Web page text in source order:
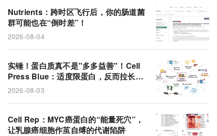
Nutrients：跨时区飞行后，你的肠道菌
群可能也在“倒时差”！
2026-08-04
实锤！蛋白质真不是"多多益善"！Cell
Press Blue：适度限蛋白，反而拉长健
康寿命
2026-08-03
Cell Rep：MYC癌蛋白的“能量死穴”，
让乳腺癌细胞作茧自缚的代谢陷阱